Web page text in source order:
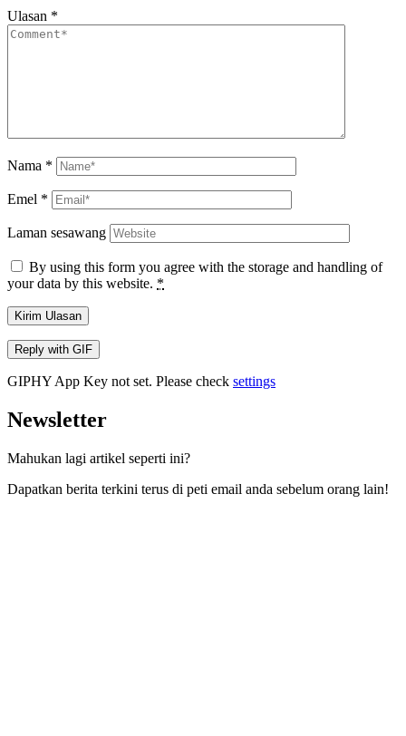
Ulasan *
Nama *
Emel *
Laman sesawang
By using this form you agree with the storage and handling of
your data by this website. *
Kirim Ulasan
Reply with GIF
GIPHY App Key not set. Please check settings
Newsletter
Mahukan lagi artikel seperti ini?
Dapatkan berita terkini terus di peti email anda sebelum orang lain!